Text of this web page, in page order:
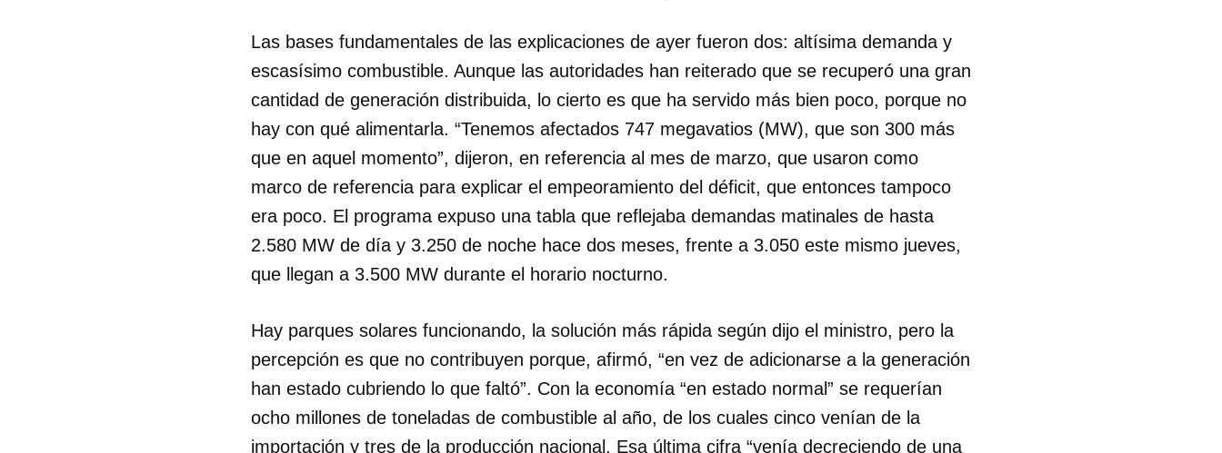
Para poder guardar como favorito, primero has de iniciar sesión con tu
cuenta de 14ymedio.
INICIAR SESIÓN CANCELAR
Las bases fundamentales de las explicaciones de ayer fueron dos: altísima demanda y
escasísimo combustible. Aunque las autoridades han reiterado que se recuperó una gran
cantidad de generación distribuida, lo cierto es que ha servido más bien poco, porque no
hay con qué alimentarla. “Tenemos afectados 747 megavatios (MW), que son 300 más
que en aquel momento”, dijeron, en referencia al mes de marzo, que usaron como
marco de referencia para explicar el empeoramiento del déficit, que entonces tampoco
era poco. El programa expuso una tabla que reflejaba demandas matinales de hasta
2.580 MW de día y 3.250 de noche hace dos meses, frente a 3.050 este mismo jueves,
que llegan a 3.500 MW durante el horario nocturno.
Hay parques solares funcionando, la solución más rápida según dijo el ministro, pero la
percepción es que no contribuyen porque, afirmó, “en vez de adicionarse a la generación
han estado cubriendo lo que faltó”. Con la economía “en estado normal” se requerían
ocho millones de toneladas de combustible al año, de los cuales cinco venían de la
importación y tres de la producción nacional. Esa última cifra “venía decreciendo de una